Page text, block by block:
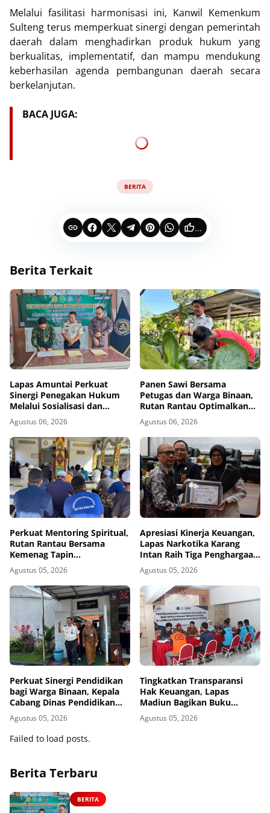
Melalui fasilitasi harmonisasi ini, Kanwil Kemenkum
Sulteng terus memperkuat sinergi dengan pemerintah
daerah dalam menghadirkan produk hukum yang
berkualitas, implementatif, dan mampu mendukung
keberhasilan agenda pembangunan daerah secara
berkelanjutan.
BACA JUGA:
BERITA
...
Berita Terkait
Lapas Amuntai Perkuat
Sinergi Penegakan Hukum
Melalui Sosialisasi dan
Penandatanganan MoU
Sidang Pembacaan Putusan
Banding
Agustus 06, 2026
Panen Sawi Bersama
Petugas dan Warga Binaan,
Rutan Rantau Optimalkan
Lahan SAE untuk Pembinaan
Kemandirian
Agustus 06, 2026
Perkuat Mentoring Spiritual,
Rutan Rantau Bersama
Kemenag Tapin
Selenggarakan Kegiatan
Tausyiah
Agustus 05, 2026
Apresiasi Kinerja Keuangan,
Lapas Narkotika Karang
Intan Raih Tiga Penghargaan
dari KPPN Banjarmasin
Agustus 05, 2026
Perkuat Sinergi Pendidikan
bagi Warga Binaan, Kepala
Cabang Dinas Pendidikan
Wilayah Madiun Kunjungi
Lapas Madiun
Agustus 05, 2026
Tingkatkan Transparansi
Hak Keuangan, Lapas
Madiun Bagikan Buku
Tabungan dan ATM BRI
kepada Warga Binaan
Agustus 05, 2026
Failed to load posts.
Berita Terbaru
BERITA